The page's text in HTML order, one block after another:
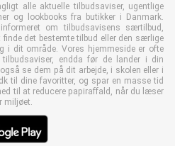
alle aktuelle tilbudsaviser, ugentlige
og lookbooks fra butikker i Danmark.
om tilbudsavisens særtilbud,
det bestemte tilbud eller den særlige
i dit område. Vores hjemmeside er ofte
endda før de lander i din
se dem på dit arbejde, i skolen eller i
til dine favoritter, og spar en masse tid
til at reducere papiraffald, når du læser
miljøet.